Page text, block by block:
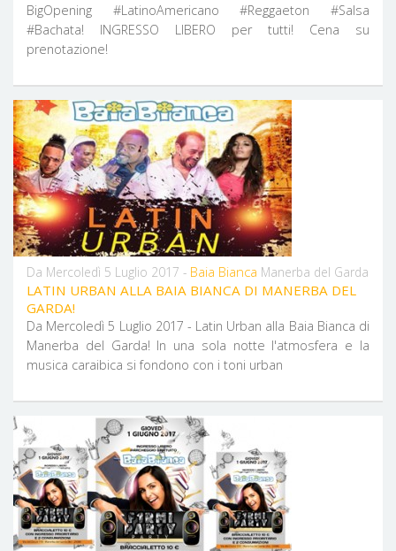
BigOpening #LatinoAmericano #Reggaeton #Salsa
#Bachata! INGRESSO LIBERO per tutti! Cena su
prenotazione!
Da Mercoledì 5 Luglio 2017 - Baia Bianca Manerba del Garda
LATIN URBAN ALLA BAIA BIANCA DI MANERBA DEL
GARDA!
Da Mercoledì 5 Luglio 2017 - Latin Urban alla Baia Bianca di
Manerba del Garda! In una sola notte l'atmosfera e la
musica caraibica si fondono con i toni urban